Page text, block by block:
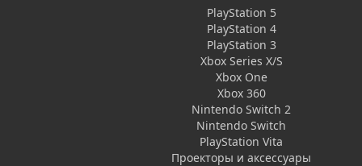
PlayStation 5
PlayStation 4
PlayStation 3
Xbox Series X/S
Xbox One
Xbox 360
Nintendo Switch 2
Nintendo Switch
PlayStation Vita
Проекторы и аксессуары